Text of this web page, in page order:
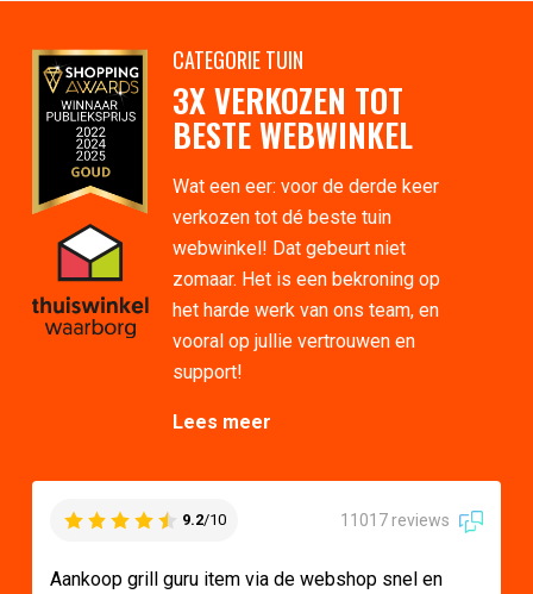
CATEGORIE TUIN
3X VERKOZEN TOT
BESTE WEBWINKEL
Wat een eer: voor de derde keer
verkozen tot dé beste tuin
webwinkel! Dat gebeurt niet
zomaar. Het is een bekroning op
het harde werk van ons team, en
vooral op jullie vertrouwen en
support!
Lees meer
9.2/10 11017 reviews
Aankoop grill guru item via de webshop snel en